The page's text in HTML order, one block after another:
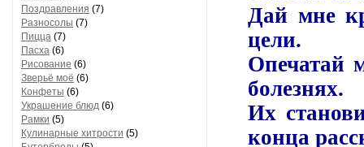
Поздравления (7)
Разносолы (7)
Пицца (7)
Пасха (6)
Рисование (6)
Зверьё моё (6)
Конфеты (6)
Украшение блюд (6)
Рамки (5)
Кулинарные хитрости (5)
Дай мне
цели.
Опечатай
болезнях.
Их
конца